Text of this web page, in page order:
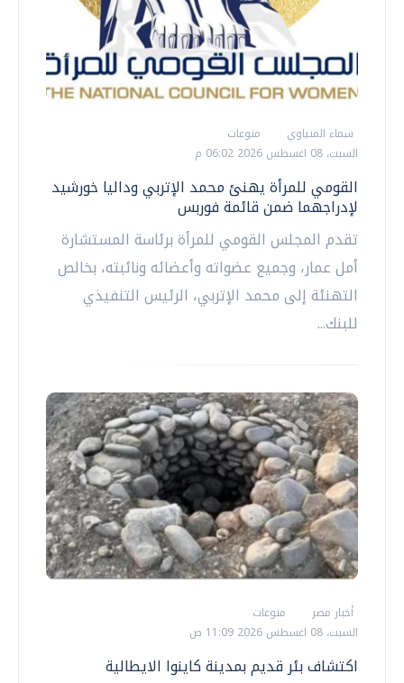
سماء المنياوي
منوعات
السبت، 08 اغسطس 2026 06:02 م
القومي للمرأة يهنئ محمد الإتربي وداليا خورشيد
لإدراجهما ضمن قائمة فوربس
تقدم المجلس القومي للمرأة برئاسة المستشارة
أمل عمار، وجميع عضواته وأعضائه ونائبته، بخالص
التهنئة إلى محمد الإتربي، الرئيس التنفيذي
للبنك...
أخبار مصر
منوعات
السبت، 08 اغسطس 2026 11:09 ص
اكتشاف بئر قديم بمدينة كاينوا الايطالية